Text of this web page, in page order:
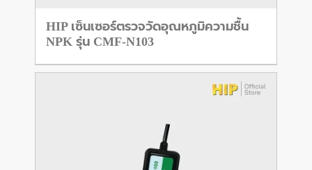
HIP เซ็นเซอร์ตรวจวัดอุณหภูมิความชื้น
NPK รุ่น CMF-N103